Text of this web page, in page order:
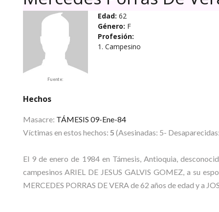
Fuente:
Edad: 62
Género: F
Profesión:
1. Campesino
Hechos
Masacre: TÁMESIS 09-Ene-84
Víctimas en estos hechos: 5 (Asesinadas: 5-
El 9 de enero de 1984 en Támesis, Antioquia,
campesinos ARIEL DE JESUS GALVIS GOMEZ, a su
MERCEDES PORRAS DE VERA de 62 años de edad y a